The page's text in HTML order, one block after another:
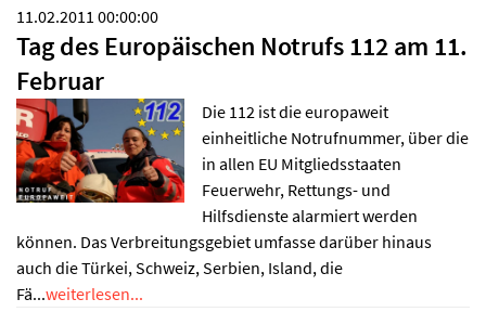
11.02.2011 00:00:00
Tag des Europäischen Notrufs 112 am 11.
Februar
Die 112 ist die europaweit
einheitliche Notrufnummer, über die
in allen EU Mitgliedsstaaten
Feuerwehr, Rettungs- und
Hilfsdienste alarmiert werden
können. Das Verbreitungsgebiet umfasse darüber hinaus
auch die Türkei, Schweiz, Serbien, Island, die
Fä...weiterlesen...